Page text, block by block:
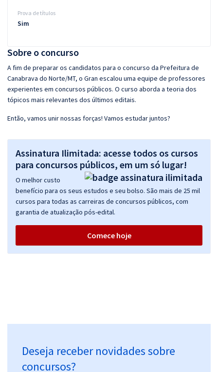
Sobre o concurso
A fim de preparar os candidatos para o concurso da Prefeitura de
Canabrava do Norte/MT, o Gran escalou uma equipe de professores
experientes em concursos públicos. O curso aborda a teoria dos
tópicos mais relevantes dos últimos editais.
Então, vamos unir nossas forças! Vamos estudar juntos?
Assinatura Ilimitada: acesse todos os cursos
para concursos públicos, em um só lugar!
O melhor custo
benefício para os seus estudos e seu bolso. São mais de 25 mil
cursos para todas as carreiras de concursos públicos, com
garantia de atualização pós-edital.
Comece hoje
Deseja receber novidades sobre
concursos?
Prova de títulos
Sim